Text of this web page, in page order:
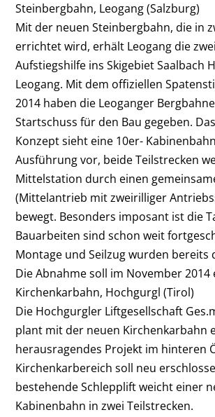
Steinbergbahn, Leogang (Salzburg)
Mit der neuen Steinbergbahn, die in
errichtet wird, erhält Leogang die
Aufstiegshilfe ins Skigebiet Saalbach
Leogang. Mit dem offiziellen
2014 haben die Leoganger
Startschuss für den Bau gegeben.
Konzept sieht eine 10er-
Ausführung vor, beide Teilstrecken
Mittelstation durch einen
(Mittelantrieb mit zweirilliger
bewegt. Besonders imposant ist die
Bauarbeiten sind schon weit
Montage und Seilzug wurden bereits
Die Abnahme soll im November 2014
Kirchenkarbahn, Hochgurgl (Tirol)
Die Hochgurgler Liftgesellschaft
plant mit der neuen Kirchenkarbahn
herausragendes Projekt im hinteren
Kirchenkarbereich soll neu
bestehende Schlepplift weicht einer
Kabinenbahn in zwei Teilstrecken.